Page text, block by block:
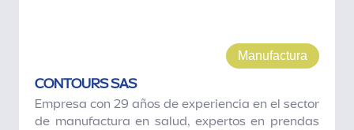
Manufactura
CONTOURS SAS
Empresa con 29 años de experiencia en el sector
de manufactura en salud, expertos en prendas